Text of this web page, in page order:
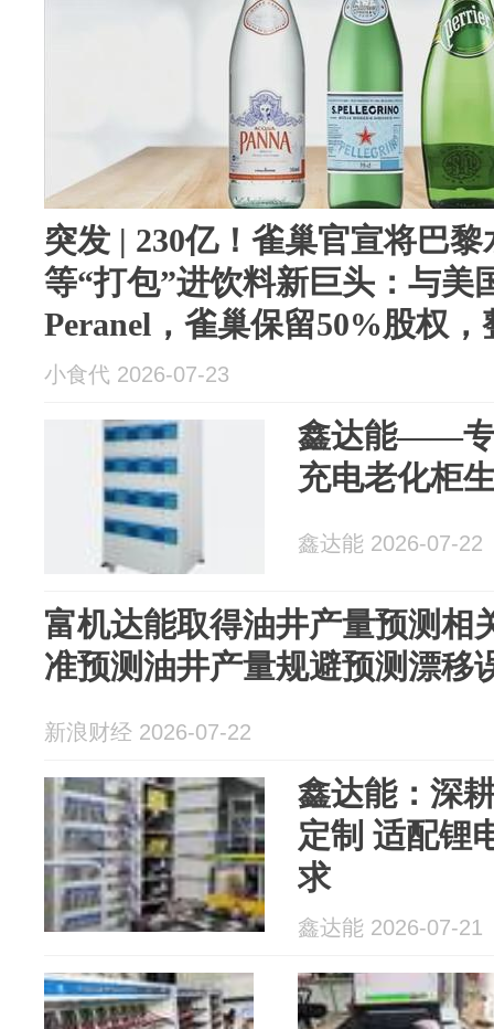
突发 | 230亿！雀巢官宣将巴
等“打包”进饮料新巨头：与美
Peranel，雀巢保留50%股权，
小食代 2026-07-23
鑫达能——专
充电老化柜
鑫达能 2026-07-22
富机达能取得油井产量预测相
准预测油井产量规避预测漂移
新浪财经 2026-07-22
鑫达能：深
定制 适配锂
求
鑫达能 2026-07-21